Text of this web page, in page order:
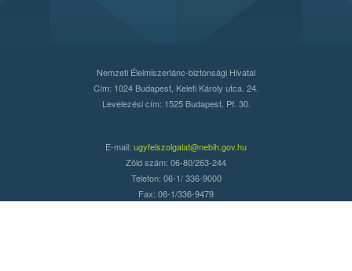
Nemzeti Élelmiszerlánc-biztonsági Hivatal
Cím: 1024 Budapest, Keleti Károly utca. 24.
Levelezési cím: 1525 Budapest. Pf. 30.
E-mail: ugyfelszolgalat@nebih.gov.hu
Zöld szám: 06-80/263-244
Telefon: 06-1/ 336-9000
Fax: 06-1/336-9479